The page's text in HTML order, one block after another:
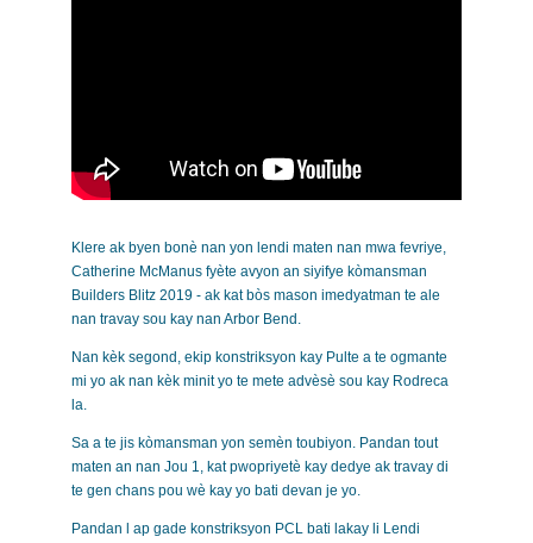
Klere ak byen bonè nan yon lendi maten nan mwa fevriye,
Catherine McManus fyète avyon an siyifye kòmansman
Builders Blitz 2019 - ak kat bòs mason imedyatman te ale
nan travay sou kay nan Arbor Bend.
Nan kèk segond, ekip konstriksyon kay Pulte a te ogmante
mi yo ak nan kèk minit yo te mete advèsè sou kay Rodreca
la.
Sa a te jis kòmansman yon semèn toubiyon. Pandan tout
maten an nan Jou 1, kat pwopriyetè kay dedye ak travay di
te gen chans pou wè kay yo bati devan je yo.
Pandan l ap gade konstriksyon PCL bati lakay li Lendi